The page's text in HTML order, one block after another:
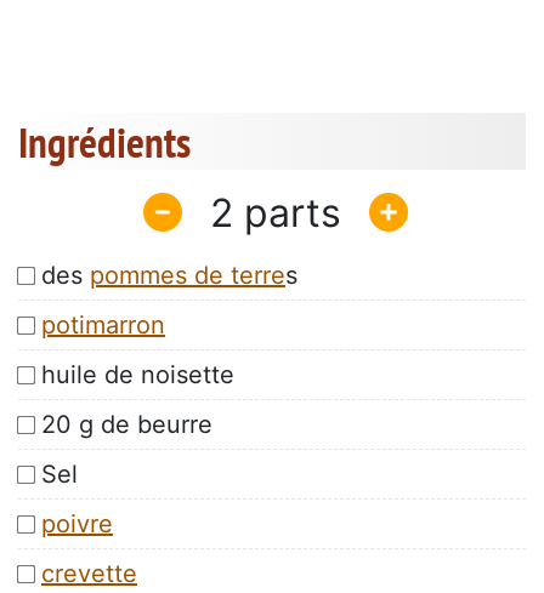
Ingrédients
2
des pommes de terres
potimarron
huile de noisette
20 g de beurre
Sel
poivre
crevette